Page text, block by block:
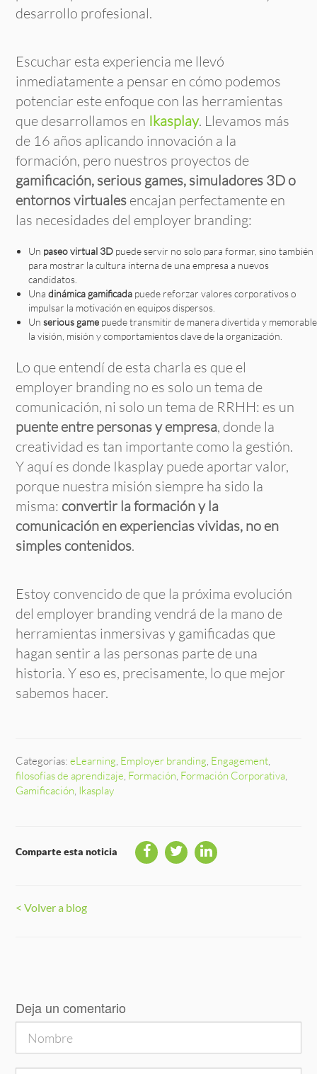
desarrollo profesional.
Escuchar esta experiencia me llevó
inmediatamente a pensar en cómo podemos
potenciar este enfoque con las herramientas
que desarrollamos en Ikasplay. Llevamos más
de 16 años aplicando innovación a la
formación, pero nuestros proyectos de
gamificación, serious games, simuladores 3D o
entornos virtuales encajan perfectamente en
las necesidades del employer branding:
Un paseo virtual 3D puede servir no solo para formar, sino también
para mostrar la cultura interna de una empresa a nuevos
candidatos.
Una dinámica gamificada puede reforzar valores corporativos o
impulsar la motivación en equipos dispersos.
Un serious game puede transmitir de manera divertida y memorable
la visión, misión y comportamientos clave de la organización.
Lo que entendí de esta charla es que el
employer branding no es solo un tema de
comunicación, ni solo un tema de RRHH: es un
puente entre personas y empresa, donde la
creatividad es tan importante como la gestión.
Y aquí es donde Ikasplay puede aportar valor,
porque nuestra misión siempre ha sido la
misma: convertir la formación y la
comunicación en experiencias vividas, no en
simples contenidos.
Estoy convencido de que la próxima evolución
del employer branding vendrá de la mano de
herramientas inmersivas y gamificadas que
hagan sentir a las personas parte de una
historia. Y eso es, precisamente, lo que mejor
sabemos hacer.
Categorías:eLearning, Employer branding, Engagement,
filosofías de aprendizaje, Formación, Formación Corporativa,
Gamificación, Ikasplay
Comparte esta noticia
< Volver a blog
Deja un comentario